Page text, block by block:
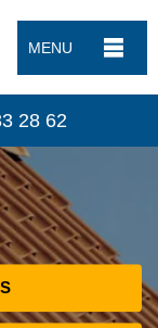
MENU
28 62